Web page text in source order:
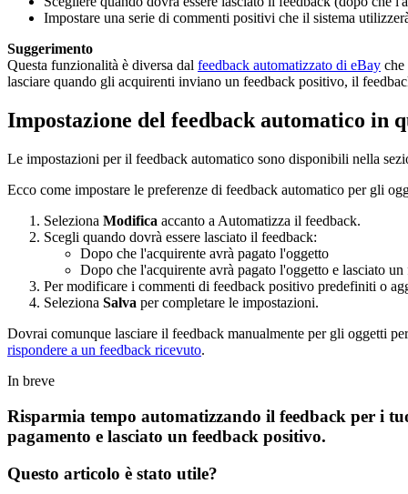
Impostare una serie di commenti positivi che il sistema
Suggerimento
Questa funzionalità è diversa dal feedback automatizzato di eBay che
lasciare quando gli acquirenti inviano un feedback positivo, il
Impostazione del feedback automatico in
Le impostazioni per il feedback automatico sono disponibili nella
Ecco come impostare le preferenze di feedback automatico per gli
Seleziona Modifica accanto a Automatizza il feedback.
Scegli quando dovrà essere lasciato il feedback:
Dopo che l'acquirente avrà pagato l'oggetto
Dopo che l'acquirente avrà pagato l'oggetto e lasciato
Per modificare i commenti di feedback positivo predefiniti o
Seleziona Salva per completare le impostazioni.
Dovrai comunque lasciare il feedback manualmente per gli oggetti
rispondere a un feedback ricevuto.
In breve
Risparmia tempo automatizzando il feedback per i
pagamento e lasciato un feedback positivo.
Questo articolo è stato utile?